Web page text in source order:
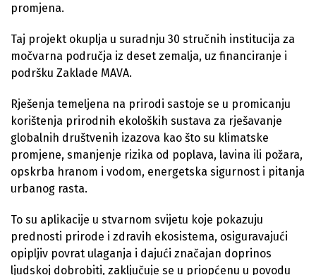
promjena.
Taj projekt okuplja u suradnju 30 stručnih institucija za
močvarna područja iz deset zemalja, uz financiranje i
podršku Zaklade MAVA.
Rješenja temeljena na prirodi sastoje se u promicanju
korištenja prirodnih ekoloških sustava za rješavanje
globalnih društvenih izazova kao što su klimatske
promjene, smanjenje rizika od poplava, lavina ili požara,
opskrba hranom i vodom, energetska sigurnost i pitanja
urbanog rasta.
To su aplikacije u stvarnom svijetu koje pokazuju
prednosti prirode i zdravih ekosistema, osiguravajući
opipljiv povrat ulaganja i dajući značajan doprinos
ljudskoj dobrobiti, zaključuje se u priopćenu u povodu